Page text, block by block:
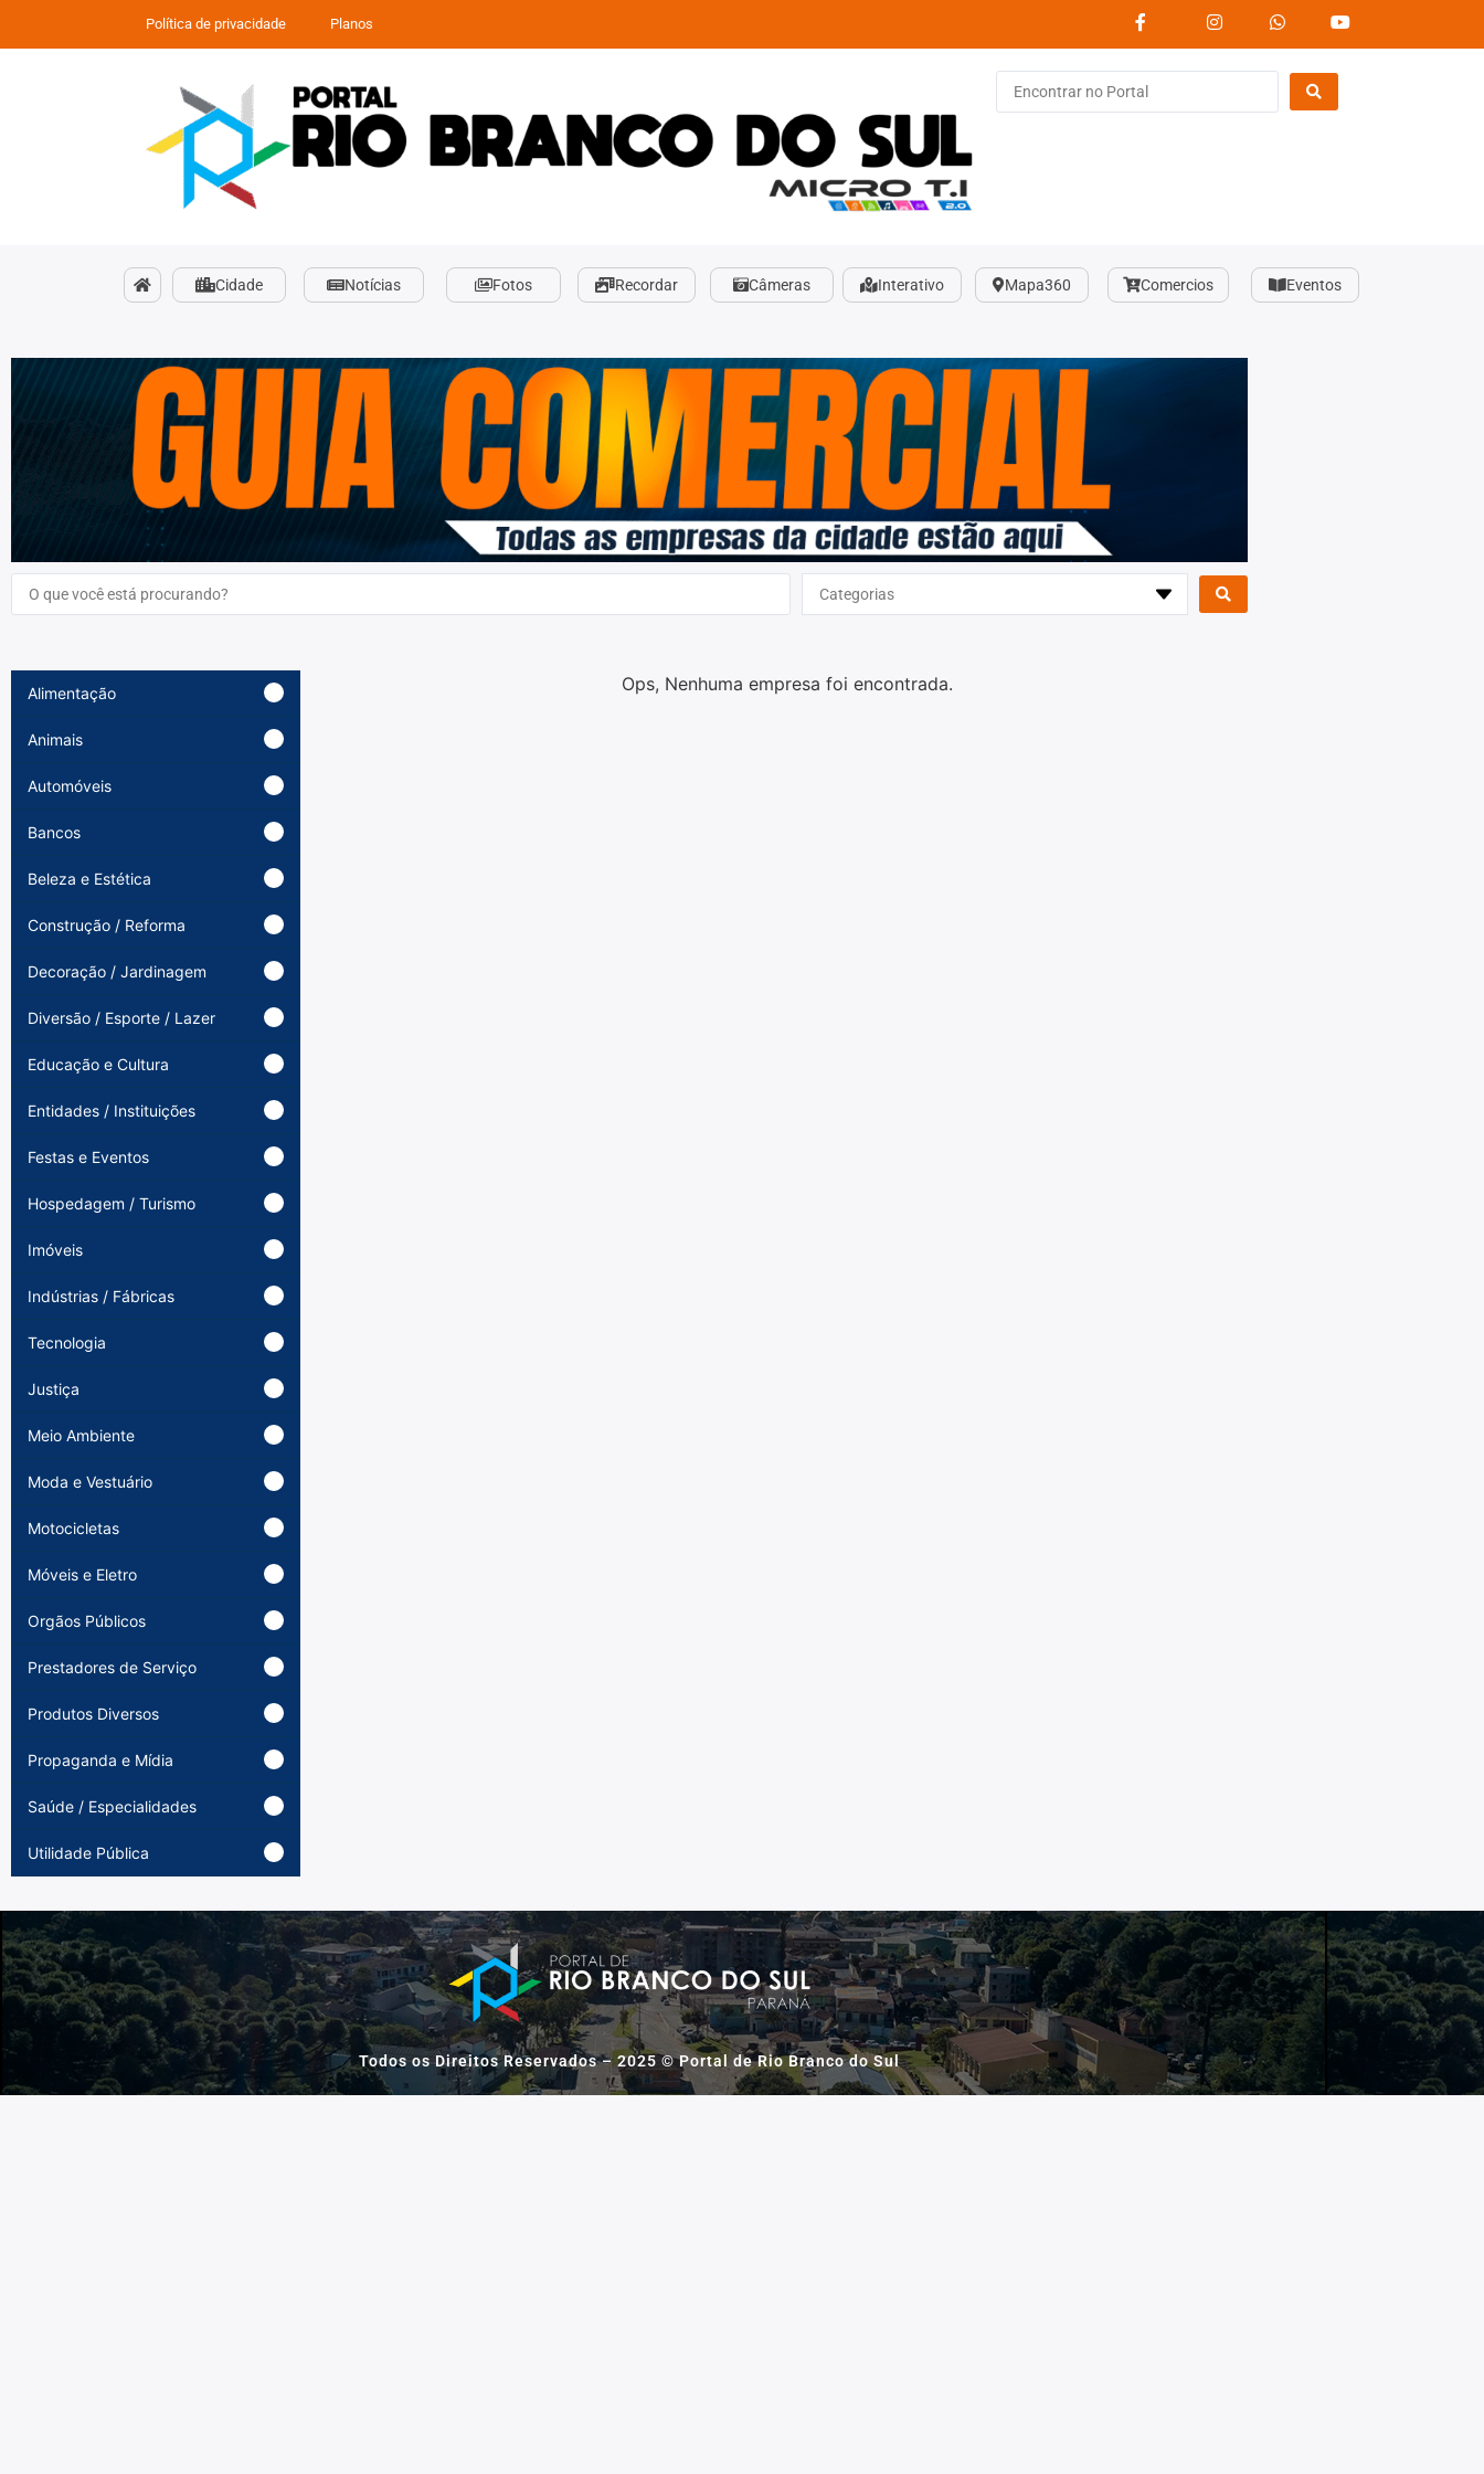
Política de privacidade Planos
Cidade Notícias Fotos Recordar Câmeras Interativo Mapa360 Comercios Eventos
Categorias
Alimentação
Animais
Automóveis
Bancos
Beleza e Estética
Construção / Reforma
Decoração / Jardinagem
Diversão / Esporte / Lazer
Educação e Cultura
Entidades / Instituições
Festas e Eventos
Hospedagem / Turismo
Imóveis
Indústrias / Fábricas
Tecnologia
Justiça
Meio Ambiente
Moda e Vestuário
Motocicletas
Móveis e Eletro
Orgãos Públicos
Prestadores de Serviço
Produtos Diversos
Propaganda e Mídia
Saúde / Especialidades
Utilidade Pública
Ops, Nenhuma empresa foi encontrada.
Todos os Direitos Reservados – 2025 © Portal de Rio Branco do Sul